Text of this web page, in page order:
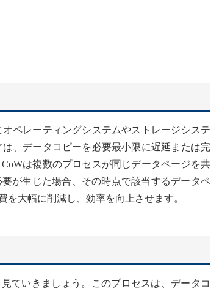
ペレーティングシステムやストレージシステ
、データコピーを必要最小限に遅延または完
は複数のプロセスが同じデータページを共
が生じた場合、その時点で該当するデータペ
大幅に削減し、効率を向上させます。
ていきましょう。このプロセスは、データコ